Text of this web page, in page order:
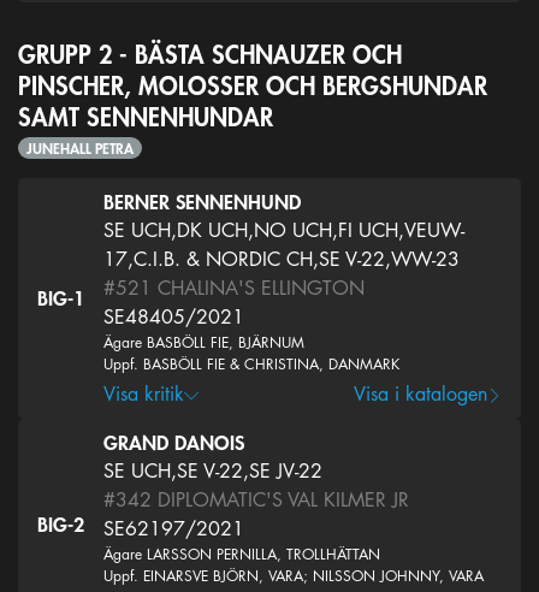
GRUPP 2 - BÄSTA SCHNAUZER OCH
PINSCHER, MOLOSSER OCH BERGSHUNDAR
SAMT SENNENHUNDAR
JUNEHALL PETRA
BIG-1
BERNER SENNENHUND
SE UCH,DK UCH,NO UCH,FI UCH,VEUW-
17,C.I.B. & NORDIC CH,SE V-22,WW-23
#521 CHALINA'S ELLINGTON
SE48405/2021
Ägare BASBÖLL FIE, BJÄRNUM
Uppf. BASBÖLL FIE & CHRISTINA, DANMARK
Visa kritik Visa i katalogen
BIG-2
GRAND DANOIS
SE UCH,SE V-22,SE JV-22
#342 DIPLOMATIC'S VAL KILMER JR
SE62197/2021
Ägare LARSSON PERNILLA, TROLLHÄTTAN
Uppf. EINARSVE BJÖRN, VARA; NILSSON JOHNNY, VARA